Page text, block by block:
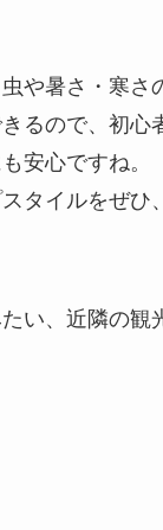
や暑さ・寒さ
るので、初心
安心ですね。
タイルをぜひ
い、近隣の観